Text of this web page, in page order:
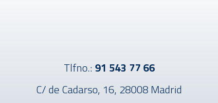
Tlfno.: 91 543 77 66
C/ de Cadarso, 16, 28008 Madrid